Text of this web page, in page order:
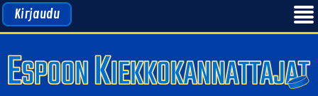
Kirjaudu